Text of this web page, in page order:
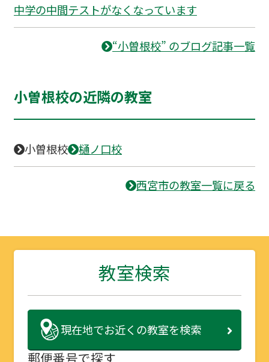
中学の中間テストがなくなっています
“小曽根校” のブログ記事一覧
小曽根校の近隣の教室
小曽根校 樋ノ口校
西宮市の教室一覧に戻る
教室検索
現在地でお近くの教室を検索
郵便番号で探す